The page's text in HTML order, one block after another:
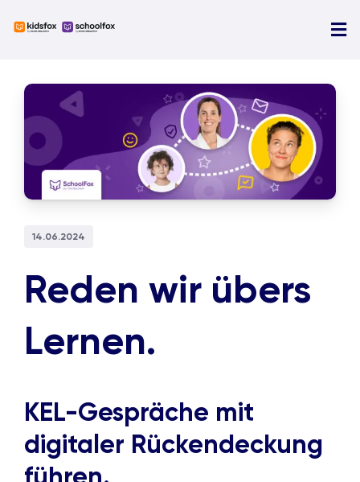
View
Larger
Image
14.06.2024
Reden wir übers
Lernen.
KEL-Gespräche mit
digitaler Rückendeckung